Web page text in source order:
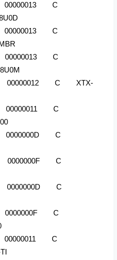
00000013 C
00000013 C
00000013 C
00000012 C XTX-
00000011 C
0000000D C
0000000F C
0000000D C
0000000F C
00000011 C